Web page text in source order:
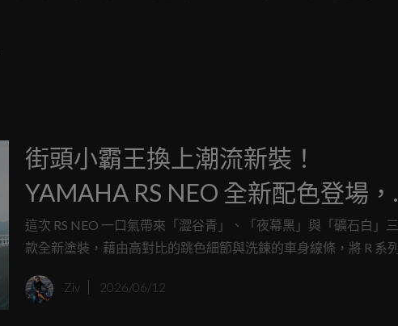
街頭小霸王換上潮流新裝！
YAMAHA RS NEO 全新配色登場，
93公斤羽量級車身搭配125cc引擎
這次 RS NEO 一口氣帶來「澀谷青」、「夜幕黑」與「礦石白」三
款全新塗裝，藉由高對比的跳色細節與洗鍊的車身線條，將 R 系列
的年輕騎士而言，這無疑是替日常通勤注入了一劑充滿活力的強心
Ziv 2026/06/12